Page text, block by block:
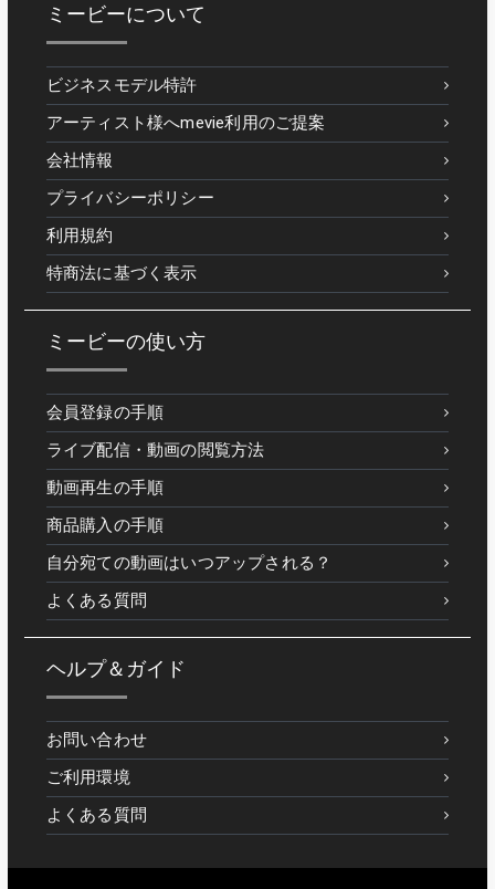
ミービーについて
ビジネスモデル特許
アーティスト様へmevie利用のご提案
会社情報
プライバシーポリシー
利用規約
特商法に基づく表示
ミービーの使い方
会員登録の手順
ライブ配信・動画の閲覧方法
動画再生の手順
商品購入の手順
自分宛ての動画はいつアップされる？
よくある質問
ヘルプ＆ガイド
お問い合わせ
ご利用環境
よくある質問